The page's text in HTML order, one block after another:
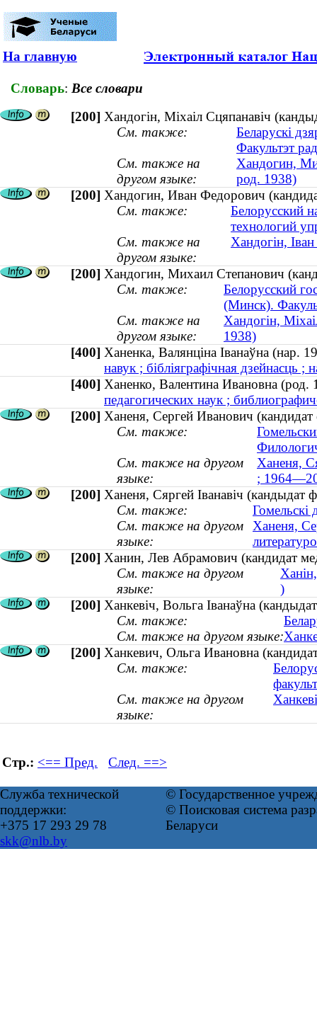
На главную
Словарь: Все словари
[200] Хандогін, Міхаіл Сцяпанавіч
См. также:
Беларускі
Факультэт
См. также на
другом языке:
Хандогин,
род. 1938)
[200] Хандогин, Иван Федорович
См. также:
Белорусский
технологий
См. также на
другом языке:
Хандогін,
[200] Хандогин, Михаил Степанович
См. также:
Белорусский
(Минск).
См. также на
другом языке:
Хандогін,
1938)
[400] Ханенка, Валянціна Іванаўна
навук ; бібліяграфічная дзейнасць ;
[400] Ханенко, Валентина Ивановна
педагогических наук ;
[200] Ханеня, Сергей Иванович
См. также:
См. также на другом
языке:
Ханеня,
;
[200] Ханеня, Сяргей Іванавіч (кандыдат
См. также:
Гомельскі
См. также на другом
языке:
Ханеня,
[200] Ханин, Лев Абрамович (кандидат
См. также на другом
языке:
)
[200] Ханкевіч, Вольга Іванаўна
См. также:
См. также на другом языке:
[200] Ханкевич, Ольга Ивановна
См. также:
См. также на другом
языке:
Стр.: <== Пред. След. ==>
Служба технической
поддержки:
+375 17 293 29 78
skk@nlb.by
© Государственное
© Поисковая система
Беларуси